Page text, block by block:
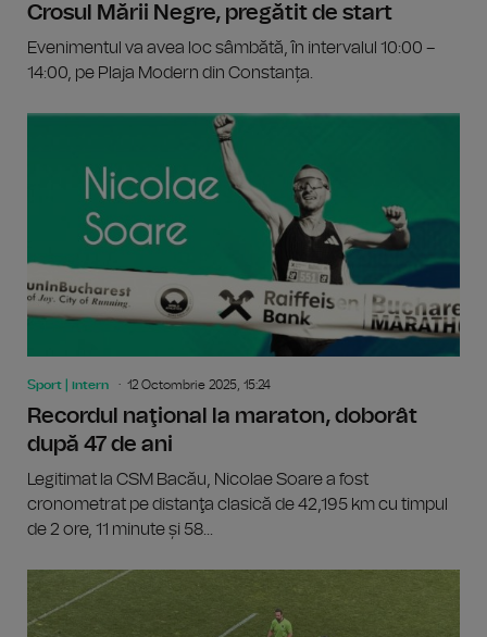
Crosul Mării Negre, pregătit de start
Evenimentul va avea loc sâmbătă, în intervalul 10:00 –
14:00, pe Plaja Modern din Constanța.
Sport | intern 12 Octombrie 2025, 15:24
Recordul naţional la maraton, doborât
după 47 de ani
Legitimat la CSM Bacău, Nicolae Soare a fost
cronometrat pe distanţa clasică de 42,195 km cu timpul
de 2 ore, 11 minute și 58...